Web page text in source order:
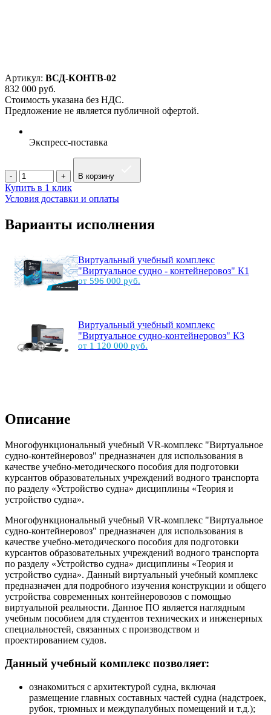
Артикул: ВСД-КОНТВ-02
832 000 руб.
Стоимость указана без НДС.
Предложение не является публичной офертой.
Экспресс-поставка
В корзину
Купить в 1 клик
Условия доставки и оплаты
Варианты исполнения
Виртуальный учебный комплекс
"Виртуальное судно - контейнеровоз" К1
от 596 000 руб.
Виртуальный учебный комплекс
"Виртуальное судно-контейнеровоз" К3
от 1 120 000 руб.
Описание
Многофункциональный учебный VR-комплекс "Виртуальное
судно-контейнеровоз" предназначен для использования в
качестве учебно-методического пособия для подготовки
курсантов образовательных учреждений водного транспорта
по разделу «Устройство судна» дисциплины «Теория и
устройство судна».
Многофункциональный учебный VR-комплекс "Виртуальное
судно-контейнеровоз" предназначен для использования в
качестве учебно-методического пособия для подготовки
курсантов образовательных учреждений водного транспорта
по разделу «Устройство судна» дисциплины «Теория и
устройство судна». Данный виртуальный учебный комплекс
предназначен для подробного изучения конструкции и общего
устройства современных контейнеровозов с помощью
виртуальной реальности. Данное ПО является наглядным
учебным пособием для студентов технических и инженерных
специальностей, связанных с производством и
проектированием судов.
Данный учебный комплекс позволяет:
ознакомиться с архитектурой судна, включая
размещение главных составных частей судна (надстроек,
рубок, трюмных и междупалубных помещений и т.д.);